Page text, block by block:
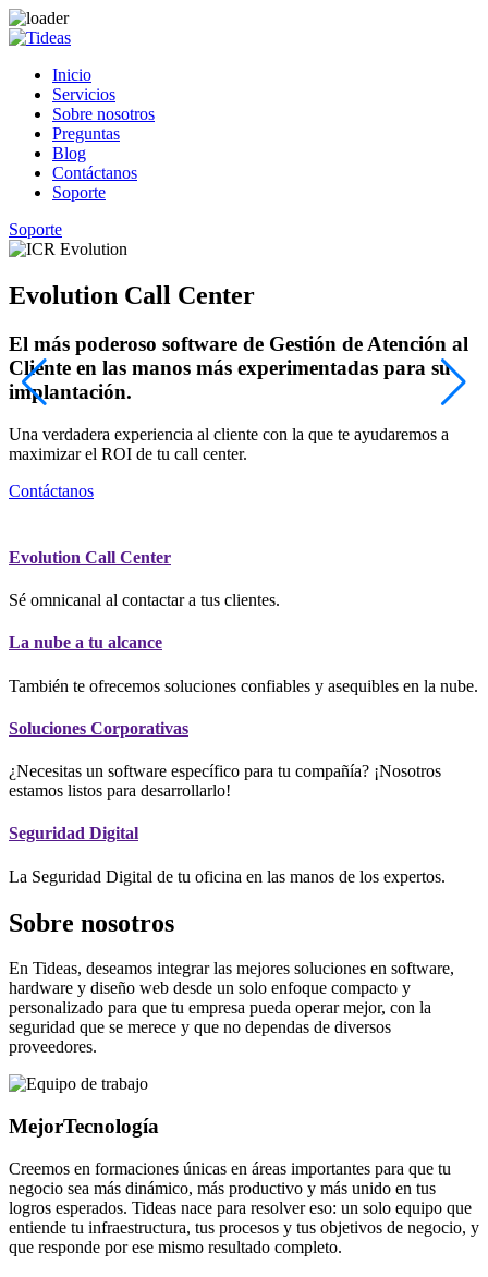
Inicio
Servicios
Sobre nosotros
Preguntas
Blog
Contáctanos
Soporte
Soporte
Evolution Call Center
El más poderoso software de Gestión de Atención al
Cliente en las manos más experimentadas para su
implantación.
Una verdadera experiencia al cliente con la que te ayudaremos a
maximizar el ROI de tu call center.
Contáctanos
Evolution Call Center
Sé omnicanal al contactar a tus clientes.
La nube a tu alcance
También te ofrecemos soluciones confiables y asequibles en la nube.
Soluciones Corporativas
¿Necesitas un software específico para tu compañía? ¡Nosotros
estamos listos para desarrollarlo!
Seguridad Digital
La Seguridad Digital de tu oficina en las manos de los expertos.
Sobre nosotros
En Tideas, deseamos integrar las mejores soluciones en software,
hardware y diseño web desde un solo enfoque compacto y
personalizado para que tu empresa pueda operar mejor, con la
seguridad que se merece y que no dependas de diversos
proveedores.
MejorTecnología
Creemos en formaciones únicas en áreas importantes para que tu
negocio sea más dinámico, más productivo y más unido en tus
logros esperados. Tideas nace para resolver eso: un solo equipo que
entiende tu infraestructura, tus procesos y tus objetivos de negocio, y
que responde por ese mismo resultado completo.